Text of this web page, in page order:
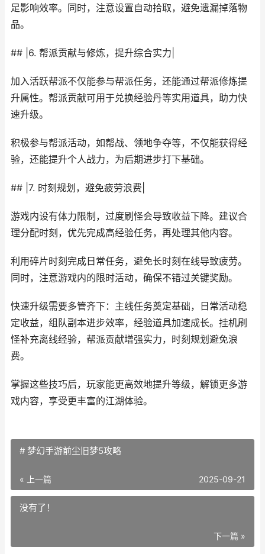
足影响效率。同时，注意设置自动拾取，避免遗漏掉落物
品。
## |6. 帮派贡献与修炼，提升综合实力|
加入活跃帮派不仅能参与帮派任务，还能通过帮派修炼提
升属性。帮派贡献可用于兑换经验丹等实用道具，助力快
速升级。
积极参与帮派活动，如帮战、领地争夺等，不仅能获得经
验，还能提升个人战力，为后期进步打下基础。
## |7. 时刻规划，避免疲劳浪费|
游戏内设有体力限制，过度刷怪会导致收益下降。建议合
理分配时刻，优先完成高经验任务，再处理其他内容。
利用碎片时刻完成日常任务，避免长时刻在线导致疲劳。
同时，注意游戏内的限时活动，确保不错过关键奖励。
快速升级需要多管齐下：主线任务奠定基础，日常活动稳
定收益，组队副本进步效率，经验道具加速成长。挂机刷
怪补充离线经验，帮派贡献增强实力，时刻规划避免浪
费。
掌握这些技巧后，玩家能更高效地提升等级，解锁更多游
戏内容，享受更丰富的江湖体验。
# 梦幻手游前尘旧梦5攻略
« 上一篇 2025-09-21
没有了！
下一篇 »